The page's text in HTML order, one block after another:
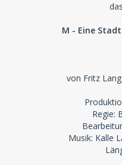
M - Eine
von Fritz
Regie:
Musik: Kalle